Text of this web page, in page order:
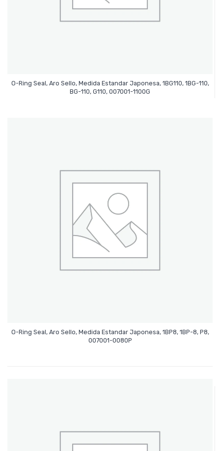
O-Ring Seal, Aro Sello, Medida Estandar Japonesa, 1BG110, 1BG-110,
BG-110, G110, 007001-1100G
Leer Más
O-Ring Seal, Aro Sello, Medida Estandar Japonesa, 1BP8, 1BP-8, P8,
007001-0080P
Leer Más